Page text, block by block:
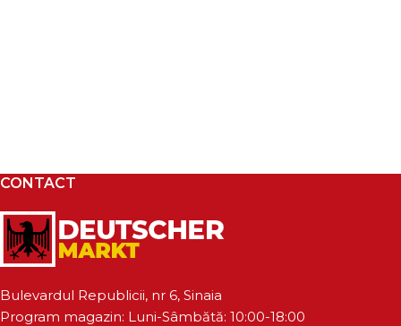
CONTACT
Bulevardul Republicii, nr 6, Sinaia
Program magazin: Luni-Sâmbătă: 10:00-18:00